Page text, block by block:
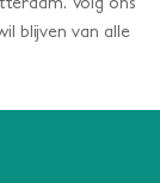
blijven van alle